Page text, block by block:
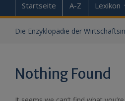
Startseite A-Z Lexikon
Die Enzyklopädie der
Nothing Found